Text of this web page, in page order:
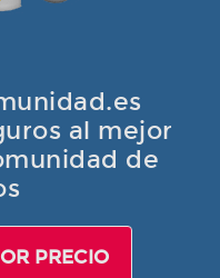
al mejor
de
PRECIO